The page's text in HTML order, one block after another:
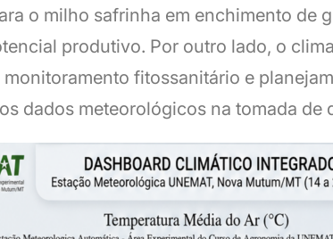
o milho safrinha em enchimento de
produtivo. Por outro lado, o
monitoramento fitossanitário e
dados meteorológicos na tomada de